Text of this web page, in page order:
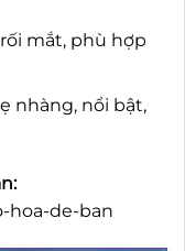
mắt, phù hợp
nhàng, nổi bật,
hoa-de-ban